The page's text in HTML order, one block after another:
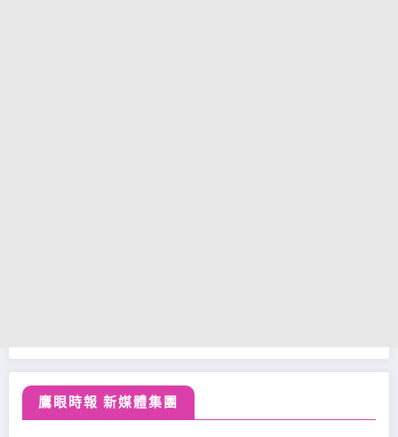
鷹眼時報 新媒體集團